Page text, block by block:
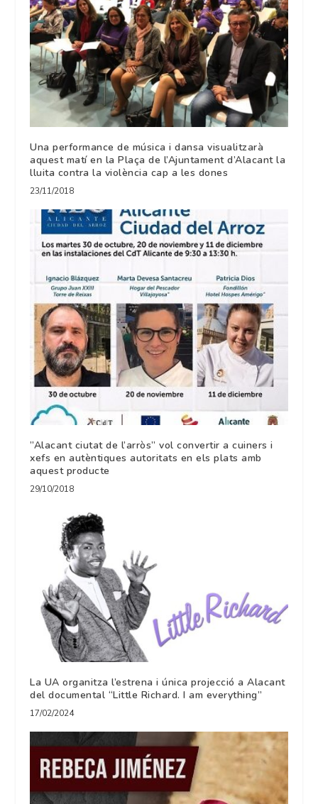
Una performance de música i dansa visualitzarà
aquest matí en la Plaça de l’Ajuntament d’Alacant la
lluita contra la violència cap a les dones
23/11/2018
”Alacant ciutat de l’arròs” vol convertir a cuiners i
xefs en autèntiques autoritats en els plats amb
aquest producte
29/10/2018
La UA organitza l’estrena i única projecció a Alacant
del documental “Little Richard. I am everything”
17/02/2024